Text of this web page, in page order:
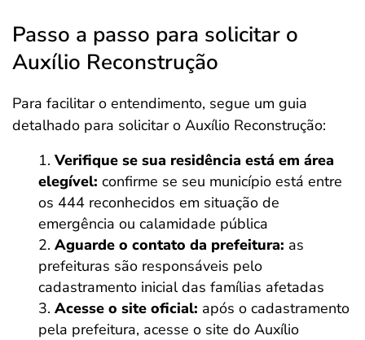
Passo a passo para solicitar o
Auxílio Reconstrução
Para facilitar o entendimento, segue um guia
detalhado para solicitar o Auxílio Reconstrução:
Verifique se sua residência está em área
elegível: confirme se seu município está entre
os 444 reconhecidos em situação de
emergência ou calamidade pública
Aguarde o contato da prefeitura: as
prefeituras são responsáveis pelo
cadastramento inicial das famílias afetadas
Acesse o site oficial: após o cadastramento
pela prefeitura, acesse o site do Auxílio